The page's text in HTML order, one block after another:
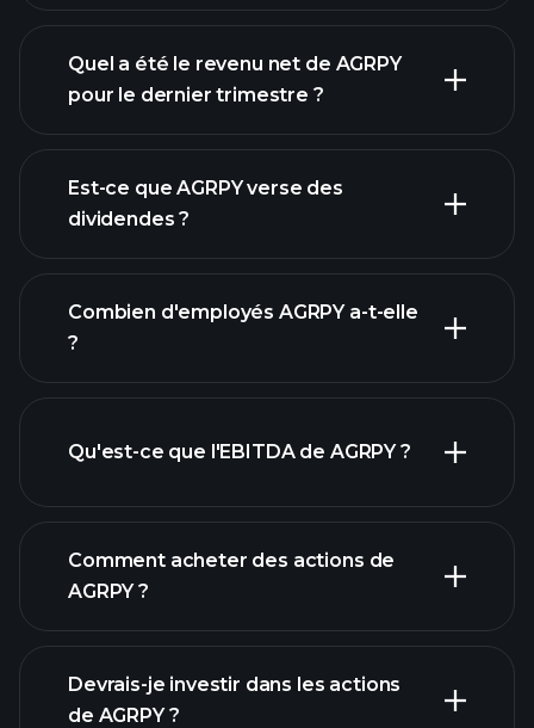
les bénéfices de
AGRPY
rapports financiers
Quel a été le revenu net de AGRPY
pour le dernier trimestre ?
rapports financiers
Est-ce que AGRPY verse des
dividendes ?
Combien d'employés AGRPY a-t-elle
?
plus
Qu'est-ce que l'EBITDA de AGRPY ?
rapports financiers
Comment acheter des actions de
AGRPY ?
Devrais-je investir dans les actions
de AGRPY ?